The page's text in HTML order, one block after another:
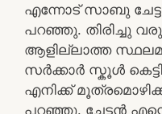
എന്നോട് സാബു
പറഞ്ഞു. തിരിച്ചു
ആളില്ലാത്ത
സർക്കാർ സ്കൂൾ
എനിക്ക്
പറഞ്ഞു. ചേട്ടൻ